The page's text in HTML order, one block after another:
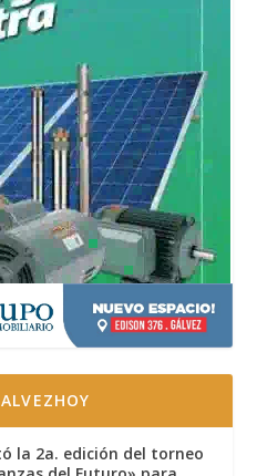
la 2a. edición del torneo